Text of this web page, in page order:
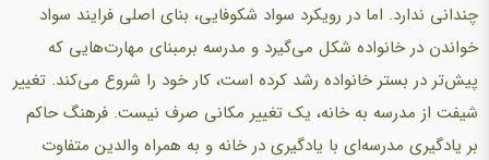
چندانی ندارد. اما در رویکرد سواد شکوفایی، بنای اصلی فرایند سواد
خواندن در خانواده شکل می‌گیرد و مدرسه برمبنای مهارت‌هایی که
پیش‌تر در بستر خانواده رشد کرده است، کار خود را شروع می‌کند. تغییر
شیفت از مدرسه به خانه، یک تغییر مکانی صرف نیست. فرهنگ حاکم
بر یادگیری مدرسه‌ای با یادگیری در خانه و به همراه والدین متفاوت